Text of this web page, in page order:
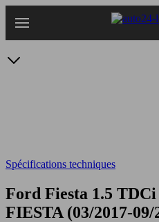
au
Spécifications techniques
Ford Fiesta 1.5
FIESTA (03/2017-09/